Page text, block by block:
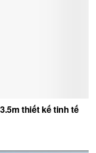
thiết kế tinh tế